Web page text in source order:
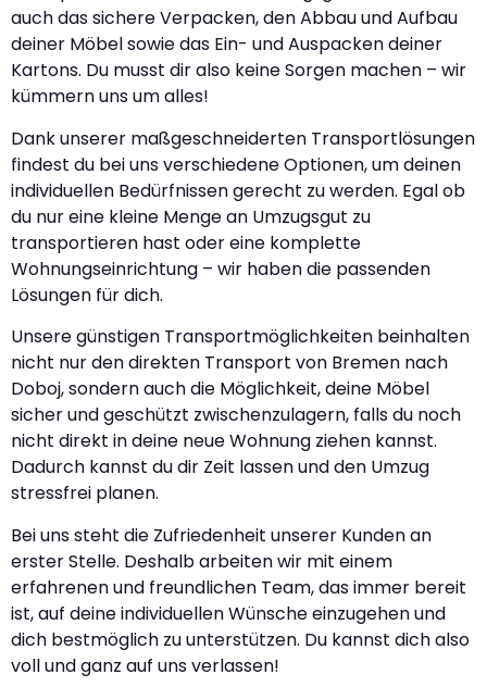
auch das sichere Verpacken, den Abbau und Aufbau
deiner Möbel sowie das Ein- und Auspacken deiner
Kartons. Du musst dir also keine Sorgen machen – wir
kümmern uns um alles!
Dank unserer maßgeschneiderten Transportlösungen
findest du bei uns verschiedene Optionen, um deinen
individuellen Bedürfnissen gerecht zu werden. Egal ob
du nur eine kleine Menge an Umzugsgut zu
transportieren hast oder eine komplette
Wohnungseinrichtung – wir haben die passenden
Lösungen für dich.
Unsere günstigen Transportmöglichkeiten beinhalten
nicht nur den direkten Transport von Bremen nach
Doboj, sondern auch die Möglichkeit, deine Möbel
sicher und geschützt zwischenzulagern, falls du noch
nicht direkt in deine neue Wohnung ziehen kannst.
Dadurch kannst du dir Zeit lassen und den Umzug
stressfrei planen.
Bei uns steht die Zufriedenheit unserer Kunden an
erster Stelle. Deshalb arbeiten wir mit einem
erfahrenen und freundlichen Team, das immer bereit
ist, auf deine individuellen Wünsche einzugehen und
dich bestmöglich zu unterstützen. Du kannst dich also
voll und ganz auf uns verlassen!